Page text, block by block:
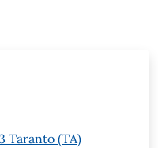
Taranto (TA)